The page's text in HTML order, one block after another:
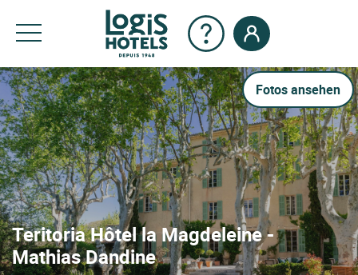
Fotos ansehen
Teritoria Hôtel la Magdeleine -
Mathias Dandine